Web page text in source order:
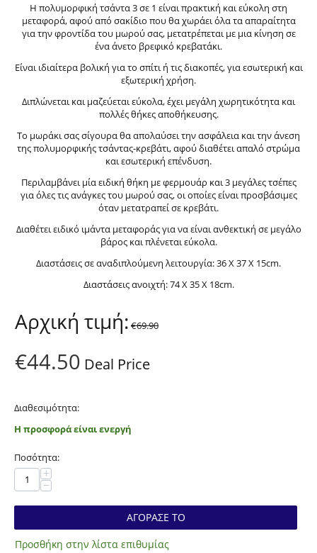
Η πολυμορφική τσάντα 3 σε 1 είναι πρακτική και εύκολη στη
μεταφορά, αφού από σακίδιο που θα χωράει όλα τα απαραίτητα
για την φροντίδα του μωρού σας, μετατρέπεται με μια κίνηση σε
ένα άνετο βρεφικό κρεβατάκι.
Είναι ιδιαίτερα βολική για το σπίτι ή τις διακοπές, για εσωτερική και
εξωτερική χρήση.
Διπλώνεται και μαζεύεται εύκολα, έχει μεγάλη χωρητικότητα και
πολλές θήκες αποθήκευσης.
Το μωράκι σας σίγουρα θα απολαύσει την ασφάλεια και την άνεση
της πολυμορφικής τσάντας-κρεβάτι, αφού διαθέτει απαλό στρώμα
και εσωτερική επένδυση.
Περιλαμβάνει μία ειδική θήκη με φερμουάρ και 3 μεγάλες τσέπες
για όλες τις ανάγκες του μωρού σας, οι οποίες είναι προσβάσιμες
όταν μετατραπεί σε κρεβάτι.
Διαθέτει ειδικό ιμάντα μεταφοράς για να είναι ανθεκτική σε μεγάλο
βάρος και πλένεται εύκολα.
Διαστάσεις σε αναδιπλούμενη λειτουργία: 36 X 37 X 15cm.
Διαστάσεις ανοιχτή: 74 X 35 X 18cm.
Αρχική τιμή: €69.90
€44.50 Deal Price
Διαθεσιμότητα:
Η προσφορά είναι ενεργή
Ποσότητα:
+
−
ΑΓΟΡΑΣΕ ΤΟ
Προσθήκη στην λίστα επιθυμίας